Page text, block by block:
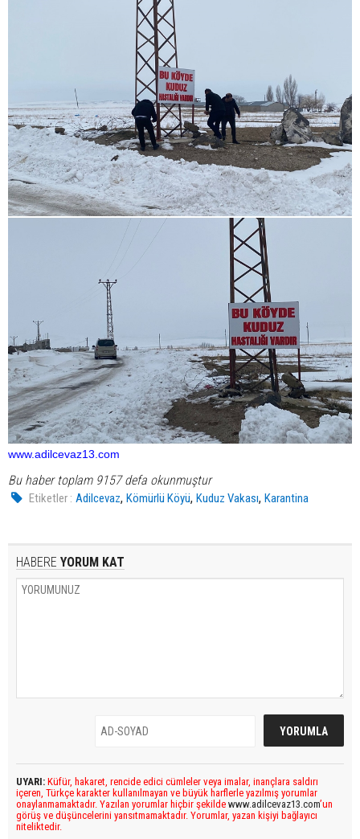
www.adilcevaz13.com
Bu haber toplam 9157 defa okunmuştur
Etiketler : Adilcevaz,Kömürlü Köyü,Kuduz Vakası,Karantina
HABERE YORUM KAT
UYARI: Küfür, hakaret, rencide edici cümleler veya imalar, inançlara saldırı
içeren, Türkçe karakter kullanılmayan ve büyük harflerle yazılmış yorumlar
onaylanmamaktadır. Yazılan yorumlar hiçbir şekilde www.adilcevaz13.com’un
görüş ve düşüncelerini yansıtmamaktadır. Yorumlar, yazan kişiyi bağlayıcı
niteliktedir.